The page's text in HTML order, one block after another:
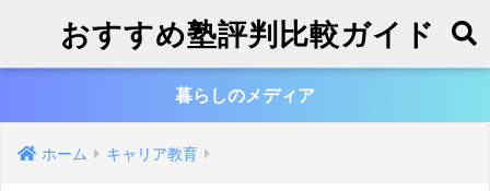
おすすめ塾評判比較ガイド
暮らしのメディア
ホーム キャリア教育